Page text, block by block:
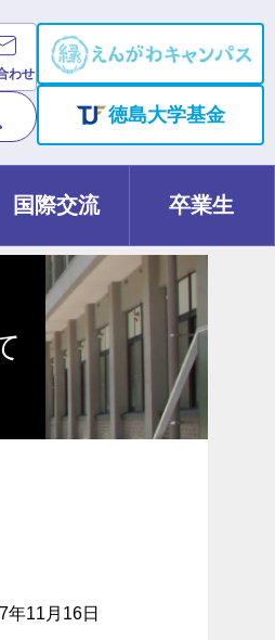
わせ
徳島大学基金
国際交流 卒業生
年11月16日